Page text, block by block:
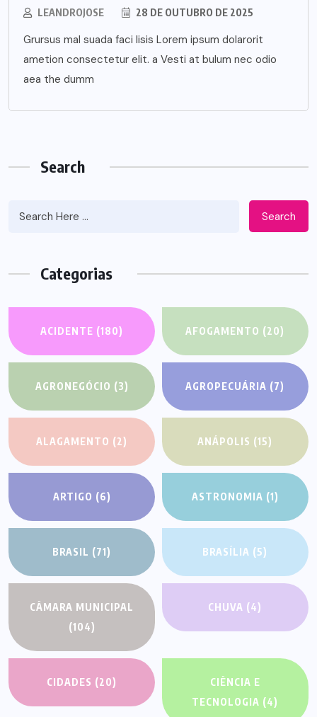
LEANDROJOSE 28 DE OUTUBRO DE 2025
Grursus mal suada faci lisis Lorem ipsum dolarorit
ametion consectetur elit. a Vesti at bulum nec odio
aea the dumm
Search
Search
Categorias
ACIDENTE (180) AFOGAMENTO (20)
AGRONEGÓCIO (3) AGROPECUÁRIA (7)
ALAGAMENTO (2) ANÁPOLIS (15)
ARTIGO (6) ASTRONOMIA (1)
BRASIL (71) BRASÍLIA (5)
CÂMARA MUNICIPAL
(104)
CHUVA (4)
CIDADES (20)
CIÊNCIA E
TECNOLOGIA (4)